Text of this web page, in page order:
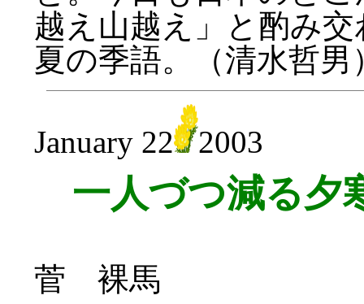
越え山越え」と酌み
夏の季語。（清水哲男
January 22 2003
一人づつ減る夕
菅 裸馬